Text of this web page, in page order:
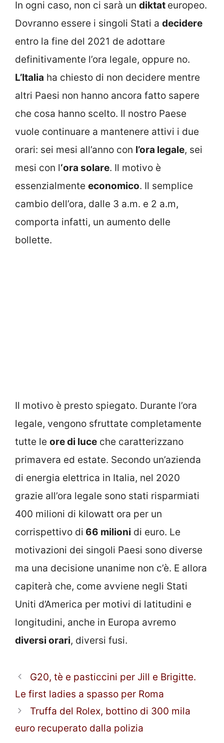
In ogni caso, non ci sarà un diktat europeo.
Dovranno essere i singoli Stati a decidere
entro la fine del 2021 de adottare
definitivamente l’ora legale, oppure no.
L’Italia ha chiesto di non decidere mentre
altri Paesi non hanno ancora fatto sapere
che cosa hanno scelto. Il nostro Paese
vuole continuare a mantenere attivi i due
orari: sei mesi all’anno con l’ora legale, sei
mesi con l‘ora solare. Il motivo è
essenzialmente economico. Il semplice
cambio dell’ora, dalle 3 a.m. e 2 a.m,
comporta infatti, un aumento delle
bollette.
Il motivo è presto spiegato. Durante l’ora
legale, vengono sfruttate completamente
tutte le ore di luce che caratterizzano
primavera ed estate. Secondo un’azienda
di energia elettrica in Italia, nel 2020
grazie all’ora legale sono stati risparmiati
400 milioni di kilowatt ora per un
corrispettivo di 66 milioni di euro. Le
motivazioni dei singoli Paesi sono diverse
ma una decisione unanime non c’è. E allora
capiterà che, come avviene negli Stati
Uniti d’America per motivi di latitudini e
longitudini, anche in Europa avremo
diversi orari, diversi fusi.
G20, tè e pasticcini per Jill e Brigitte.
Le first ladies a spasso per Roma
Truffa del Rolex, bottino di 300 mila
euro recuperato dalla polizia